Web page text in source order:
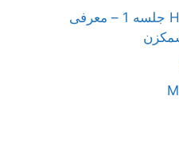
آموزش هولتک HOLTEK جلسه 1 – معرفی